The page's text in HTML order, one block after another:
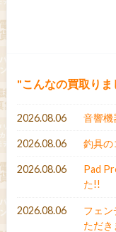
こんなの買取りま
2026.08.06 音響機
2026.08.06 釣具の
2026.08.06
Pad
た!!
2026.08.06
フェ
ただき